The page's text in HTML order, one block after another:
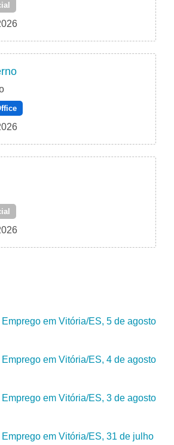
em Vitória/ES, 5 de agosto
em Vitória/ES, 4 de agosto
em Vitória/ES, 3 de agosto
em Vitória/ES, 31 de julho